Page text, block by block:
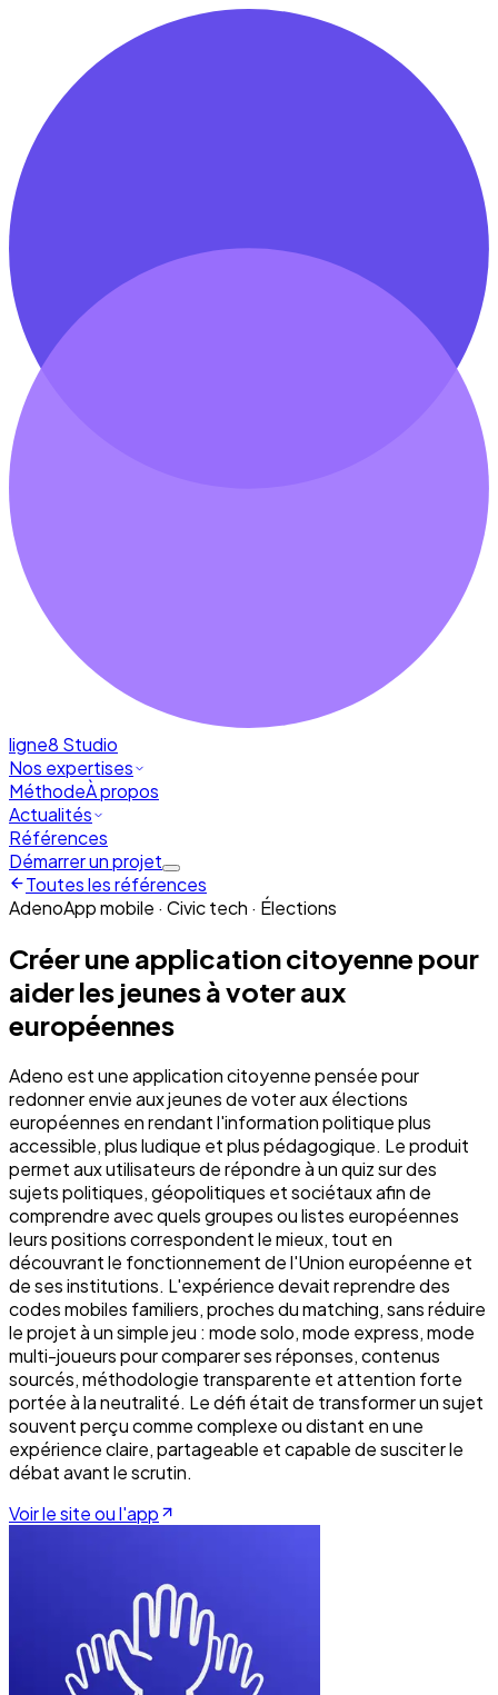
ligne8 Studio
Nos expertises
MéthodeÀ propos
Actualités
Références
Démarrer un projet
Toutes les références
AdenoApp mobile · Civic tech · Élections
Créer une application citoyenne pour
aider les jeunes à voter aux
européennes
Adeno est une application citoyenne pensée pour
redonner envie aux jeunes de voter aux élections
européennes en rendant l'information politique plus
accessible, plus ludique et plus pédagogique. Le produit
permet aux utilisateurs de répondre à un quiz sur des
sujets politiques, géopolitiques et sociétaux afin de
comprendre avec quels groupes ou listes européennes
leurs positions correspondent le mieux, tout en
découvrant le fonctionnement de l'Union européenne et
de ses institutions. L'expérience devait reprendre des
codes mobiles familiers, proches du matching, sans réduire
le projet à un simple jeu : mode solo, mode express, mode
multi-joueurs pour comparer ses réponses, contenus
sourcés, méthodologie transparente et attention forte
portée à la neutralité. Le défi était de transformer un sujet
souvent perçu comme complexe ou distant en une
expérience claire, partageable et capable de susciter le
débat avant le scrutin.
Voir le site ou l'app